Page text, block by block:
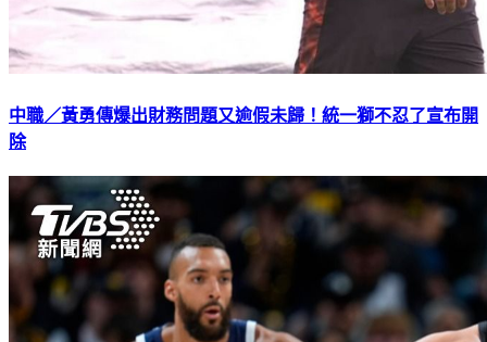
中職／黃勇傳爆出財務問題又逾假未歸！統一獅不忍了宣布開
除